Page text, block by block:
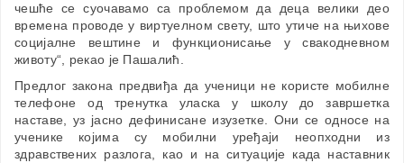
чешће се суочавамо са проблемом да деца велики део
времена проводе у виртуелном свету, што утиче на њихове
социјалне вештине и функционисање у свакодневном
животу“, рекао је Пашалић.
Предлог закона предвиђа да ученици не користе мобилне
телефоне од тренутка уласка у школу до завршетка
наставе, уз јасно дефинисане изузетке. Они се односе на
ученике којима су мобилни уређаји неопходни из
здравствених разлога, као и на ситуације када наставник